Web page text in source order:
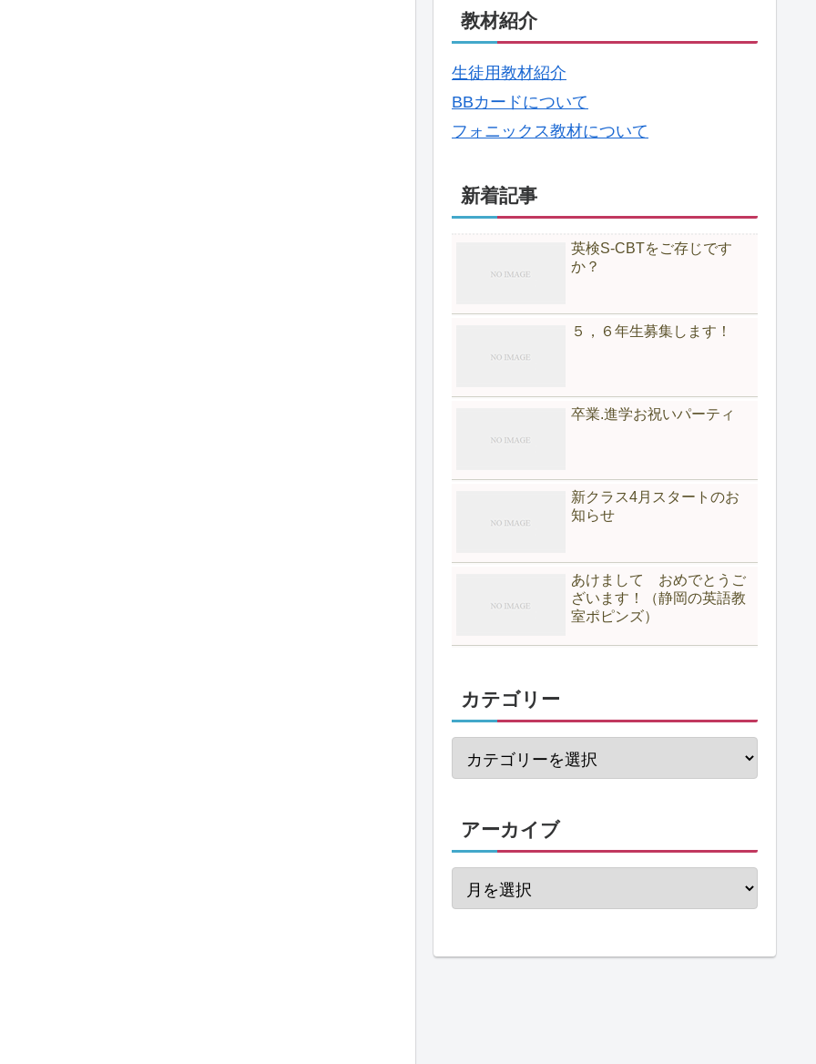
教材紹介
生徒用教材紹介
BBカードについて
フォニックス教材について
新着記事
英検S-CBTをご存じです
か？
５，６年生募集します！
卒業.進学お祝いパーティ
新クラス4月スタートのお
知らせ
あけまして おめでとうご
ざいます！（静岡の英語教
室ポピンズ）
カテゴリー
アーカイブ